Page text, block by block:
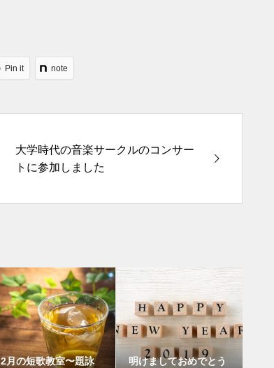
Pin it note
大学時代の音楽サークルのコンサー
トに参加しました
2月の短歌教室〜題詠
明けましておめでとう